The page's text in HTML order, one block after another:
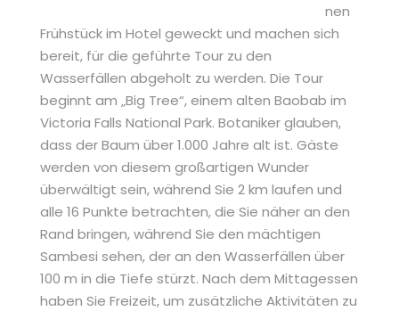
nen
Frühstück im Hotel geweckt und machen sich
bereit, für die geführte Tour zu den
Wasserfällen abgeholt zu werden. Die Tour
beginnt am „Big Tree“, einem alten Baobab im
Victoria Falls National Park. Botaniker glauben,
dass der Baum über 1.000 Jahre alt ist. Gäste
werden von diesem großartigen Wunder
überwältigt sein, während Sie 2 km laufen und
alle 16 Punkte betrachten, die Sie näher an den
Rand bringen, während Sie den mächtigen
Sambesi sehen, der an den Wasserfällen über
100 m in die Tiefe stürzt. Nach dem Mittagessen
haben Sie Freizeit, um zusätzliche Aktivitäten zu